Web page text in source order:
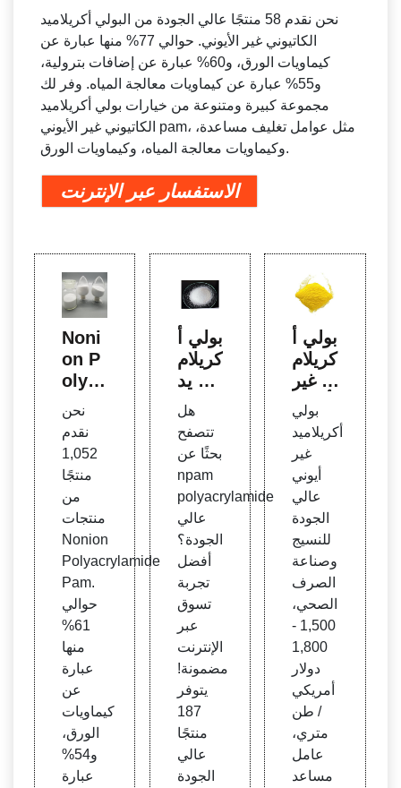
نحن نقدم 58 منتجًا عالي الجودة من البولي أكريلاميد
الكاتيوني غير الأيوني. حوالي 77% منها عبارة عن
كيماويات الورق، و60% عبارة عن إضافات بترولية،
و55% عبارة عن كيماويات معالجة المياه. وفر لك
مجموعة كبيرة ومتنوعة من خيارات بولي أكريلاميد
الكاتيوني غير الأيوني pam، مثل عوامل تغليف مساعدة،
وكيماويات معالجة المياه، وكيماويات الورق.
الاستفسار عبر الإنترنت
Noni
on P
olyac
mide
Pam،
Noni
on P
olyac
ryla
mide
Pam
نحن
نقدم
1,052
منتجًا
من
منتجات
Nonion
Polyacrylamide
Pam.
حوالي
61%
منها
عبارة
عن
كيماويات
الورق،
و54%
عبارة
بولي أ
كريلام
يد Np
am ع
الي ال
جودة،
بالجمل
ة& ال
موردو
ن
هل
تتصفح
بحثًا عن
npam
polyacrylamide
عالي
الجودة؟
أفضل
تجربة
تسوق
عبر
الإنترنت
مضمونة!
يتوفر
187
منتجًا
عالي
الجودة
بولي أ
كريلام
يد غير
أيوني
عالي
الجود
ة للن
سيج
والصر
ف ال
صحي
بولي
أكريلاميد
غير
أيوني
عالي
الجودة
للنسيج
وصناعة
الصرف
الصحي،
1,500 -
1,800
دولار
أمريكي
/ طن
متري،
عامل
مساعد